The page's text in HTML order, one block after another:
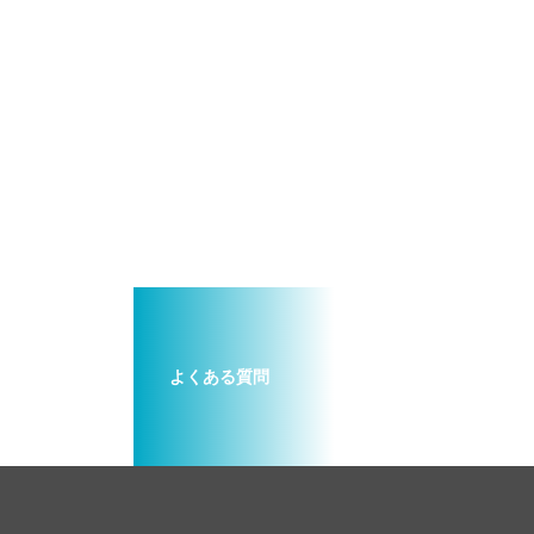
よくある質問